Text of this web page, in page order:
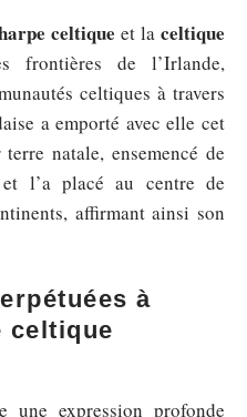
celtique et la celtique
frontières de l’Irlande,
celtiques à travers
a emporté avec elle cet
natale, ensemencé de
l’a placé au centre de
affirmant ainsi son
à
celtique
une expression profonde